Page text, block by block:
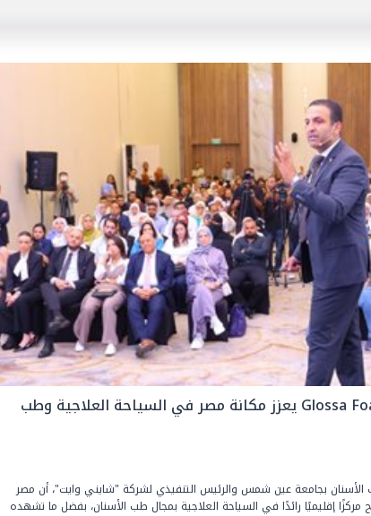
شادي علي حسين: إطلاق Glossa Foam يعزز مكانة مصر في السياحة العلاجية وطب
بجامعة عين شمس والرئيس التنفيذي لشركة "شايني وايت"، أن مصر
إقليميًا رائدًا في السياحة العلاجية بمجال طب الأسنان، بفضل ما تشهده